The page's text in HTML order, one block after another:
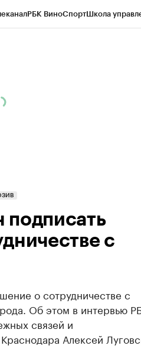
РБК ВиноСпортШкола
подписать
с
о сотрудничестве с
Об этом в интервью
связей и
Алексей